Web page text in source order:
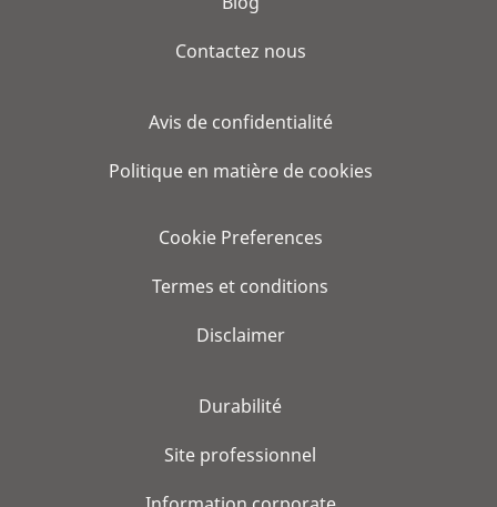
Contactez nous
Avis de confidentialité
Politique en matière de cookies
Cookie Preferences
Termes et conditions
Disclaimer
Durabilité
Site professionnel